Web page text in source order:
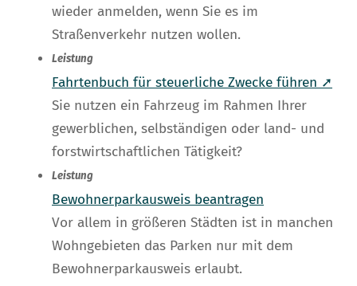
wieder anmelden, wenn Sie es im
Straßenverkehr nutzen wollen.
Leistung
Fahrtenbuch für steuerliche Zwecke führen ➚
Sie nutzen ein Fahrzeug im Rahmen Ihrer
gewerblichen, selbständigen oder land- und
forstwirtschaftlichen Tätigkeit?
Leistung
Bewohnerparkausweis beantragen
Vor allem in größeren Städten ist in manchen
Wohngebieten das Parken nur mit dem
Bewohnerparkausweis erlaubt.